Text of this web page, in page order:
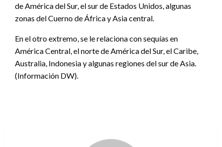
de América del Sur, el sur de Estados Unidos, algunas
zonas del Cuerno de África y Asia central.
En el otro extremo, se le relaciona con sequías en
América Central, el norte de América del Sur, el Caribe,
Australia, Indonesia y algunas regiones del sur de Asia.
(Información DW).